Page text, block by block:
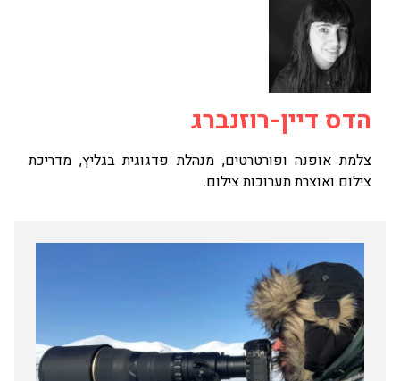
הדס דיין-רוזנברג
צלמת אופנה ופורטרטים, מנהלת פדגוגית בגליץ, מדריכת
צילום ואוצרת תערוכות צילום.